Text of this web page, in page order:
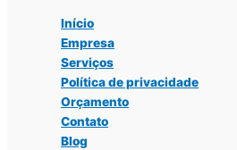
Início
Empresa
Serviços
Política de privacidade
Orçamento
Contato
Blog